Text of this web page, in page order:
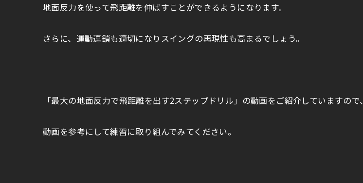
地面反力を使って飛距離を伸ばすことができるようになります。
さらに、運動連鎖も適切になりスイングの再現性も高まるでしょう。
「最大の地面反力で飛距離を出す2ステップドリル」の動画をご紹介していますので、
動画を参考にして練習に取り組んでみてください。